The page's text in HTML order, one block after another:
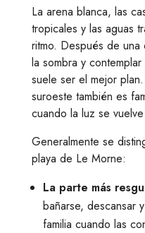
La arena blanca, las
tropicales y las aguas
ritmo. Después de una
la sombra y
suele ser el mejor
suroeste también es
cuando la luz se
Generalmente se
playa de Le Morne:
La parte más
bañarse, descansar
familia cuando las